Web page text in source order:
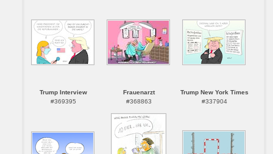
Trump Interview
#369395
Frauenarzt
#368863
Trump New York Times
#337904